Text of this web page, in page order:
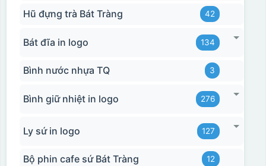
Hũ đựng trà Bát Tràng 42
Bát đĩa in logo 134
Bình nước nhựa TQ 3
Bình giữ nhiệt in logo 276
Ly sứ in logo 127
Bộ phin cafe sứ Bát Tràng 12